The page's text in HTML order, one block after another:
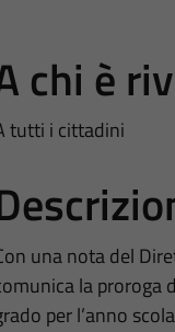
chi è
tutti i cittadini
una nota del
la proroga
per l’anno